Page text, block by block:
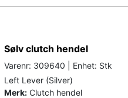
Sølv clutch hendel
Varenr: 309640 | Enhet: Stk
Left Lever (Silver)
Merk: Clutch hendel